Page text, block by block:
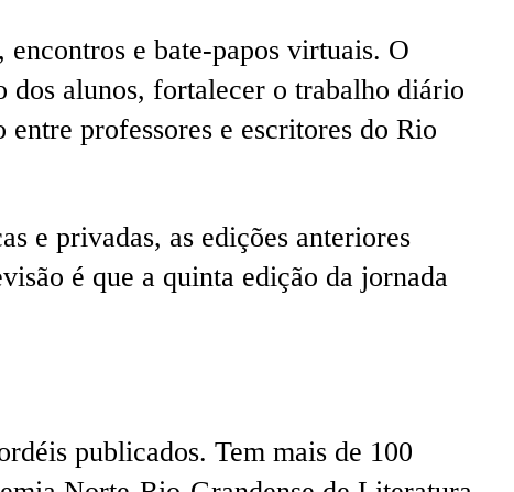
encontros e bate-papos virtuais. O
dos alunos, fortalecer o trabalho diário
professores e escritores do Rio
e privadas, as edições anteriores
é que a quinta edição da jornada
publicados. Tem mais de 100